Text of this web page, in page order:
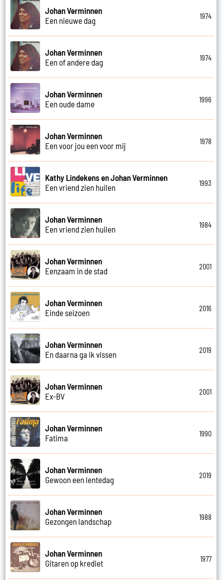
Johan Verminnen
Een nieuwe dag
1974
Johan Verminnen
Een of andere dag
1974
Johan Verminnen
Een oude dame
1996
Johan Verminnen
Een voor jou een voor mij
1978
Kathy Lindekens en Johan Verminnen
Een vriend zien huilen
1993
Johan Verminnen
Een vriend zien huilen
1984
Johan Verminnen
Eenzaam in de stad
2001
Johan Verminnen
Einde seizoen
2016
Johan Verminnen
En daarna ga ik vissen
2019
Johan Verminnen
Ex-BV
2001
Johan Verminnen
Fatima
1990
Johan Verminnen
Gewoon een lentedag
2019
Johan Verminnen
Gezongen landschap
1988
Johan Verminnen
Gitaren op krediet
1977